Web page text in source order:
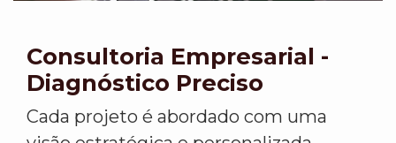
Consultoria Empresarial -
Diagnóstico Preciso
Cada projeto é abordado com uma